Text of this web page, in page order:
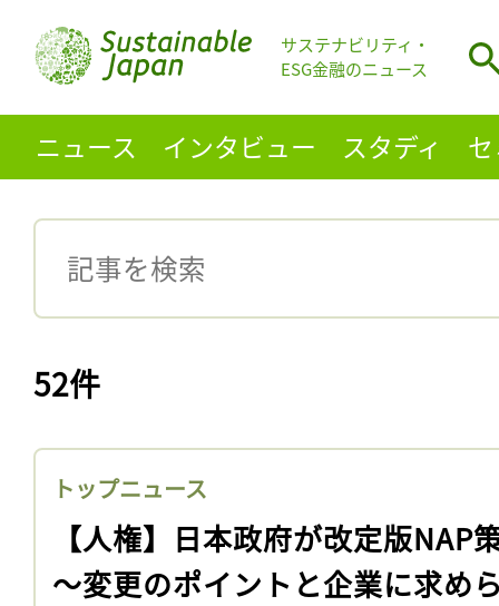
サステナビリティ・
ESG金融のニュース
ニュース インタビュー スタディ
52件
トップニュース
【人権】日本政府が改定版NAP
〜変更のポイントと企業に求め